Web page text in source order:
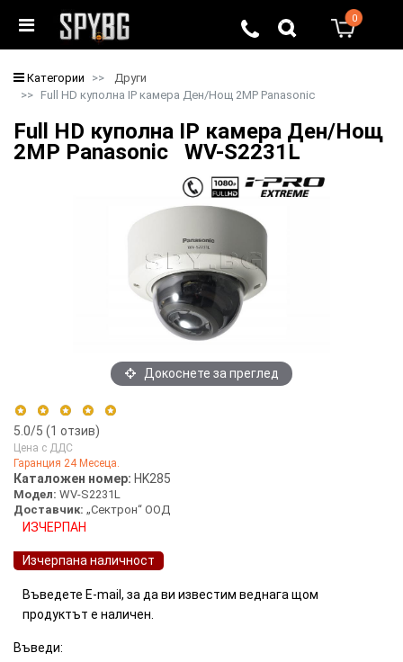
0
Категории
Други
Full HD куполна IP камера Ден/Нощ 2MP Panasonic
Full HD куполна IP камера Ден/Нощ
2MP Panasonic WV-S2231L
Докоснете за преглед
5.0/5 (1 отзив)
5 stars
100%
4 stars
3 stars
2 stars
1 star
Цена с ДДС
Гаранция 24 Месеца.
Каталожен номер: HK285
Модел: WV-S2231L
Доставчик: „Сектрон“ ООД
ИЗЧЕРПАН
Изчерпана наличност
Въведете E-mail, за да ви известим веднага щом
продуктът е наличен.
Въведи: